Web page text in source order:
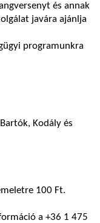
és annak
javára ajánlja
programunkra
Kodály és
100 Ft.
a +36 1 475